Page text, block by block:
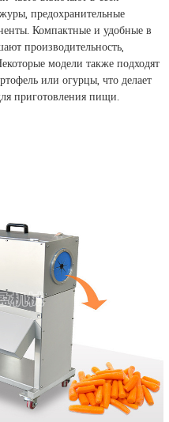
предохранительные
Компактные и удобные в
производительность,
модели также подходят
или огурцы, что делает
приготовления пищи.